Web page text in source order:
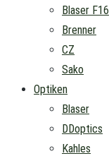
Blaser F16
Brenner
CZ
Sako
Optiken
Blaser
DDoptics
Kahles